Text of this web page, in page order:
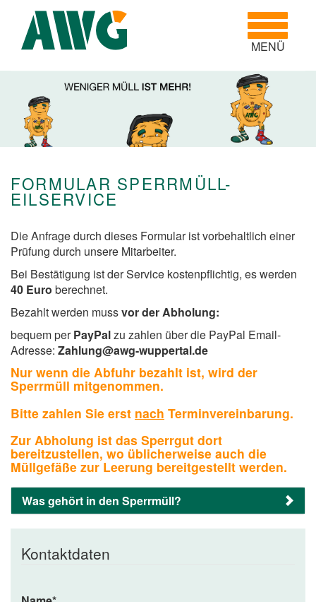
Toggle
MENÜ
FORMULAR SPERRMÜLL-
EILSERVICE
Die Anfrage durch dieses Formular ist vorbehaltlich einer
Prüfung durch unsere Mitarbeiter.
Bei Bestätigung ist der Service kostenpflichtig, es werden
40 Euro berechnet.
Bezahlt werden mussvor der Abholung:
bequem perPayPalzu zahlen über die PayPal Email-
Adresse: Zahlung@awg-wuppertal.de
Nur wenn die Abfuhr bezahlt ist, wird der
Sperrmüll mitgenommen.
Bitte zahlen Sie erst nach Terminvereinbarung.
Zur Abholung ist das Sperrgut dort
bereitzustellen, wo üblicherweise auch die
Müllgefäße zur Leerung bereitgestellt werden.
Was gehört in den Sperrmüll?
Kontaktdaten